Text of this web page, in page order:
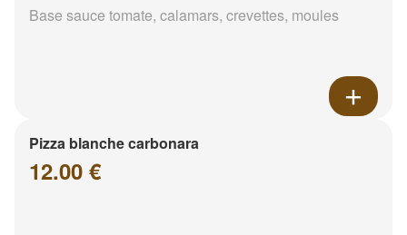
Base sauce tomate, calamars, crevettes, moules
Pizza blanche carbonara
12.00 €